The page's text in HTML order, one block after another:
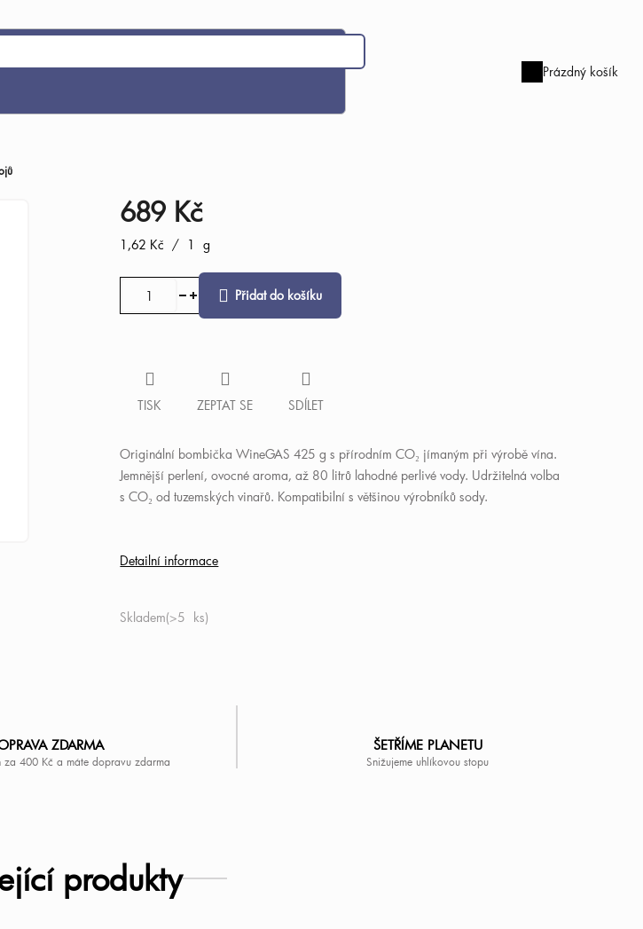
Nákupní
Prázdný košík
689 Kč
Měrná
1,62 Kč / 1 g
Skladem(>5 ks)
Přidat do košíku
Originální bombička WineGAS 425 g s přírodním CO₂ jímaným při výrobě vína.
Jemnější perlení, ovocné aroma, až 80 litrů lahodné perlivé vody. Udržitelná volba
s CO₂ od tuzemských vinařů. Kompatibilní s většinou výrobníků sody.
Detailní informace
TISK ZEPTAT SE SDÍLET
ZDARMA
za 400 Kč a máte dopravu zdarma
ŠETŘÍME PLANETU
Snižujeme uhlíkovou stopu
produkty